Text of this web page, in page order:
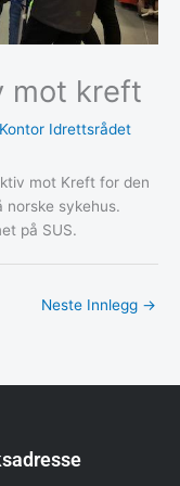
mot kreft
Kontor Idrettsrådet
mot Kreft for den
sykehus.
på SUS.
Neste Innlegg →